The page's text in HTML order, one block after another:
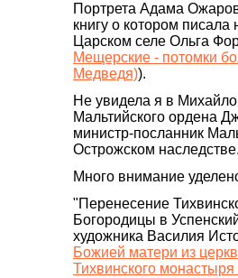
Портрета Адама
книгу о котором
Царском селе Ольга
Мещерские - потомки
Медведя)).
Не увидела я в
Мальтийского ордена
министр-посланник
Острожском
Много внимание
"Перенесение
Богородицы в
художника Василия
Божией матери из
Тихвинского